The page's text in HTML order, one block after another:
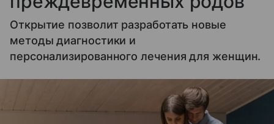
Открытие позволит разработать новые
методы диагностики и
персонализированного лечения для женщин.